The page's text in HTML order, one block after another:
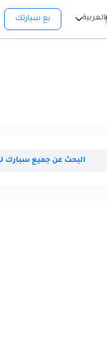
العربية بع سيارتك
البحث عن جميع سبارك